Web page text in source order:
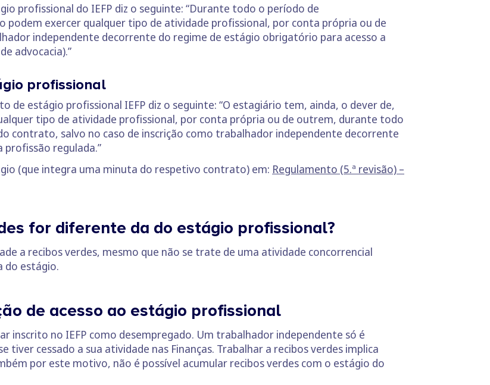
profissional do IEFP diz o seguinte: “Durante todo o período de
podem exercer qualquer tipo de atividade profissional, por conta própria ou de
independente decorrente do regime de estágio obrigatório para acesso a
advocacia).”
profissional
de estágio profissional IEFP diz o seguinte: “O estagiário tem, ainda, o dever de,
tipo de atividade profissional, por conta própria ou de outrem, durante todo
contrato, salvo no caso de inscrição como trabalhador independente decorrente
regulada.”
(que integra uma minuta do respetivo contrato) em: Regulamento (5.ª revisão) –
for diferente da do estágio profissional?
a recibos verdes, mesmo que não se trate de uma atividade concorrencial
do estágio.
de acesso ao estágio profissional
inscrito no IEFP como desempregado. Um trabalhador independente só é
cessado a sua atividade nas Finanças. Trabalhar a recibos verdes implica
por este motivo, não é possível acumular recibos verdes com o estágio do